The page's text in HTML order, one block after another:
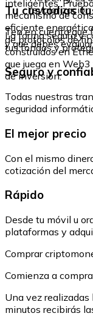
Ten en cuenta que
y que debes
inteligentes.
mecanismo de
eficiente
de protocolos de
construidos en
que juega en
de inversión.
Tu custodias
La forma segura y
tus fondos y
Seguro y
Todas nuestras
seguridad
El mejor precio
Con el mismo
cotización del
Rápido
Desde tu móvil u
plataformas y
Comprar
Comienza a
Una vez
minutos recibirás